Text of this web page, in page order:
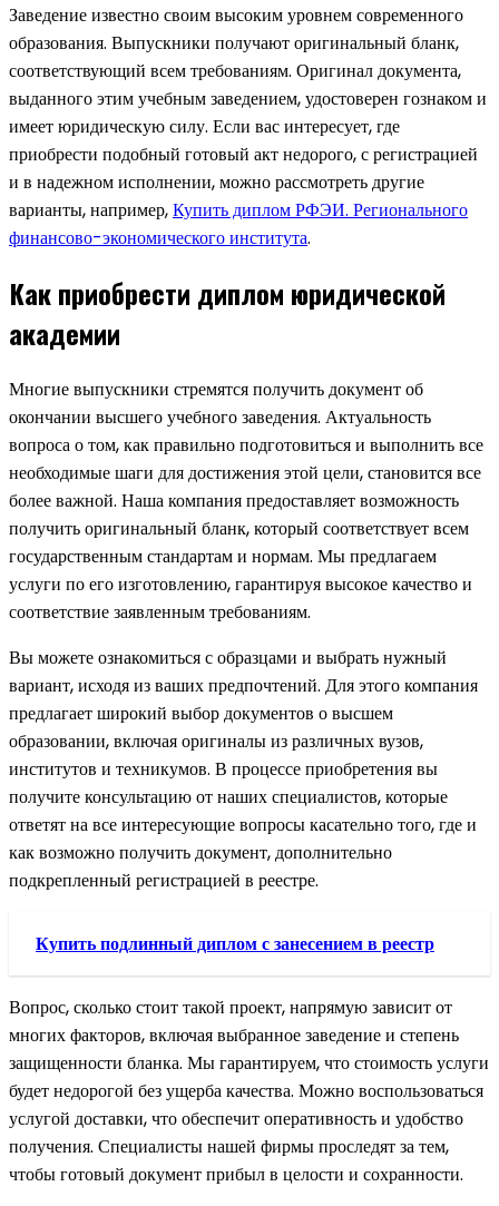
Заведение известно своим высоким уровнем современного
образования. Выпускники получают оригинальный бланк,
соответствующий всем требованиям. Оригинал документа,
выданного этим учебным заведением, удостоверен гознаком и
имеет юридическую силу. Если вас интересует, где
приобрести подобный готовый акт недорого, с регистрацией
и в надежном исполнении, можно рассмотреть другие
варианты, например,Купить диплом РФЭИ. Регионального
финансово-экономического института.
Как приобрести диплом юридической
академии
Многие выпускники стремятся получить документ об
окончании высшего учебного заведения. Актуальность
вопроса о том, как правильно подготовиться и выполнить все
необходимые шаги для достижения этой цели, становится все
более важной. Наша компания предоставляет возможность
получить оригинальный бланк, который соответствует всем
государственным стандартам и нормам. Мы предлагаем
услуги по его изготовлению, гарантируя высокое качество и
соответствие заявленным требованиям.
Вы можете ознакомиться с образцами и выбрать нужный
вариант, исходя из ваших предпочтений. Для этого компания
предлагает широкий выбор документов о высшем
образовании, включая оригиналы из различных вузов,
институтов и техникумов. В процессе приобретения вы
получите консультацию от наших специалистов, которые
ответят на все интересующие вопросы касательно того, где и
как возможно получить документ, дополнительно
подкрепленный регистрацией в реестре.
Купить подлинный диплом с занесением в реестр
Вопрос, сколько стоит такой проект, напрямую зависит от
многих факторов, включая выбранное заведение и степень
защищенности бланка. Мы гарантируем, что стоимость услуги
будет недорогой без ущерба качества. Можно воспользоваться
услугой доставки, что обеспечит оперативность и удобство
получения. Специалисты нашей фирмы проследят за тем,
чтобы готовый документ прибыл в целости и сохранности.